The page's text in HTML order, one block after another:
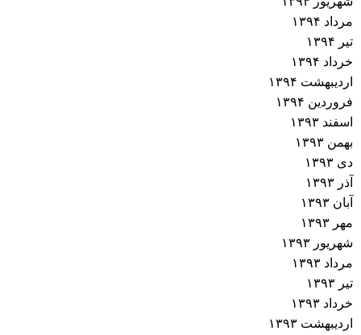
مرداد ۱۳۹۴
تیر ۱۳۹۴
خرداد ۱۳۹۴
اردیبهشت ۱۳۹۴
فروردین ۱۳۹۴
اسفند ۱۳۹۳
بهمن ۱۳۹۳
دی ۱۳۹۳
آذر ۱۳۹۳
آبان ۱۳۹۳
مهر ۱۳۹۳
شهریور ۱۳۹۳
مرداد ۱۳۹۳
تیر ۱۳۹۳
خرداد ۱۳۹۳
اردیبهشت ۱۳۹۳